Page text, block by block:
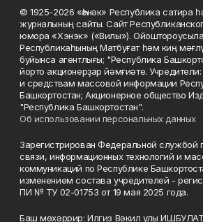
© 1925-2026 «Һәнәк» Республика сатира
журналының сайты. Сайт
юмора «Хэнэк» («Вилы»).
Республикаһының Матбуғат һәм киң
буйынса агентлығы; "Республика
йорто акционерҙар йәмғиәте.
и средствам массовой информации
Башкортостан; Акционерное общество
"Республика Башкортостан".
Об использовании персональных данных
Зарегистрирован Федеральной службой
связи, информационных технологий и
коммуникаций по Республике
изменением состава учредителей -
ПИ № ТУ 02-01753 от 19 мая 2025 года.
Баш мөхәррир: Илгиз Вәкил улы